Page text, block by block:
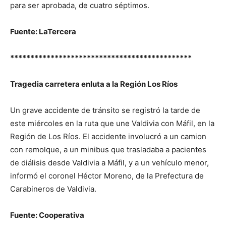
para ser aprobada, de cuatro séptimos.
Fuente: LaTercera
*********************************************
Tragedia carretera enluta a la Región Los Ríos
Un grave accidente de tránsito se registró la tarde de
este miércoles en la ruta que une Valdivia con Máfil, en la
Región de Los Ríos. El accidente involucró a un camion
con remolque, a un minibus que trasladaba a pacientes
de diálisis desde Valdivia a Máfil, y a un vehículo menor,
informó el coronel Héctor Moreno, de la Prefectura de
Carabineros de Valdivia.
Fuente: Cooperativa